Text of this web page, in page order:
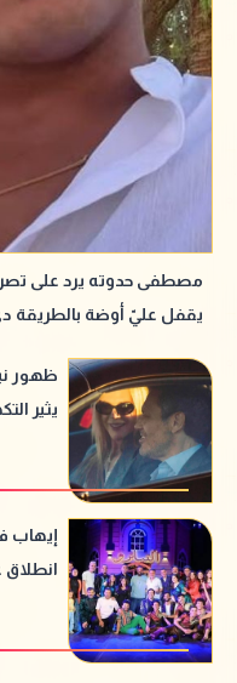
مصطفى حدوته يرد على
يقفل عليّ أوضة بالطريقة
ظهور
يثير
إيهاب